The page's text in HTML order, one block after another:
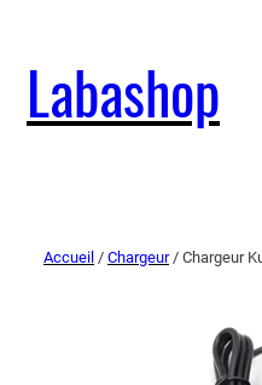
Labashop
Accueil / Chargeur/ Chargeur